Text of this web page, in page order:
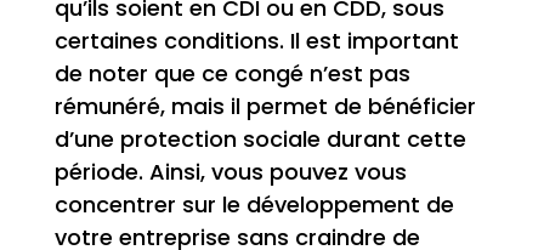
qu’ils soient en CDI ou en CDD, sous
certaines conditions. Il est important
de noter que ce congé n’est pas
rémunéré, mais il permet de bénéficier
d’une protection sociale durant cette
période. Ainsi, vous pouvez vous
concentrer sur le développement de
votre entreprise sans craindre de